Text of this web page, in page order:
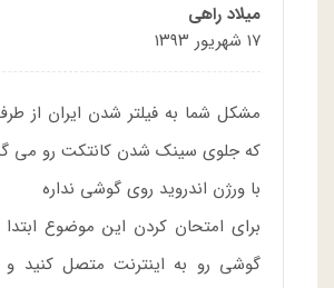
میلاد راهی
۱۷ شهریور ۱۳۹۳
مشکل شما به فیلتر شدن ایران از
که جلوی سینک شدن کانتکت رو می
با ورژن اندروید روی گوشی نداره
برای امتحان کردن این موضوع
گوشی رو به اینترنت متصل کنید و